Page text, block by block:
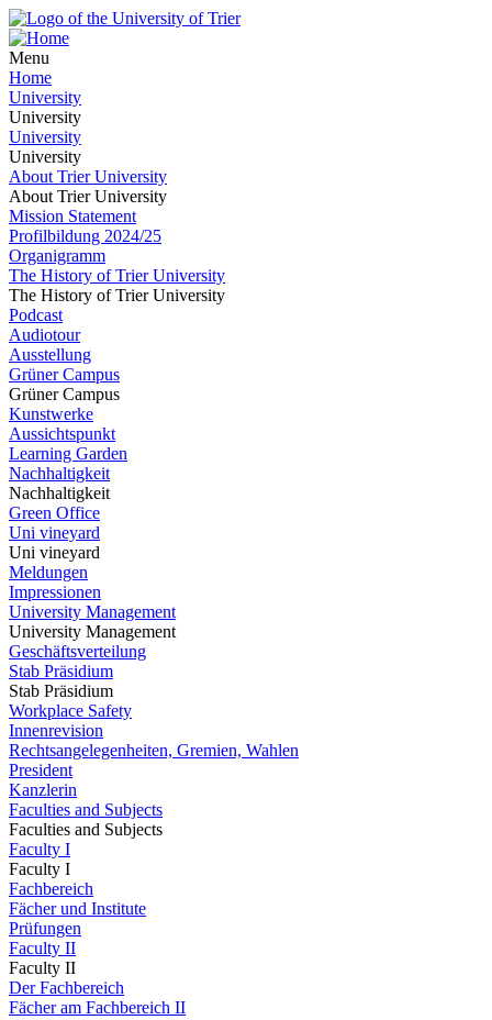
Menu
Home
University
University
University
University
About Trier University
About Trier University
Mission Statement
Profilbildung 2024/25
Organigramm
The History of Trier University
The History of Trier University
Podcast
Audiotour
Ausstellung
Grüner Campus
Grüner Campus
Kunstwerke
Aussichtspunkt
Learning Garden
Nachhaltigkeit
Nachhaltigkeit
Green Office
Uni vineyard
Uni vineyard
Meldungen
Impressionen
University Management
University Management
Geschäftsverteilung
Stab Präsidium
Stab Präsidium
Workplace Safety
Innenrevision
Rechtsangelegenheiten, Gremien, Wahlen
President
Kanzlerin
Faculties and Subjects
Faculties and Subjects
Faculty I
Faculty I
Fachbereich
Fächer und Institute
Prüfungen
Faculty II
Faculty II
Der Fachbereich
Fächer am Fachbereich II